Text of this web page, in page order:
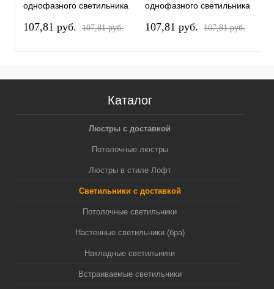
однофазного светильника
белый песок/серебро
107,81 pуб. 107,81 pуб.
однофазного светильника
белый песок/золото
107,81 pуб. 107,81 pуб.
Каталог
Люстры с доставкой
Потолочные люстры
Люстры в стиле Лофт
Светильники с доставкой
Потолочные светильники
Настенные светильники (бра)
Накладные светильники
Встраиваемые светильники